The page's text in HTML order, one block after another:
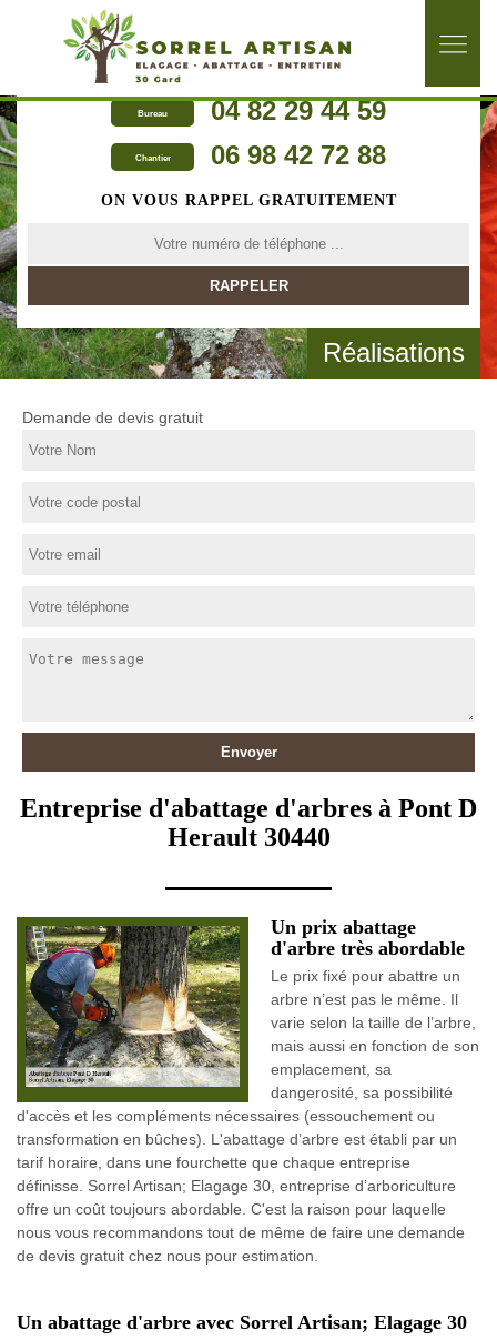
Bureau 04 82 29 44 59
Chantier 06 98 42 72 88
ON VOUS RAPPEL GRATUITEMENT
Réalisations
Demande de devis gratuit
Entreprise d'abattage d'arbres à Pont D
Herault 30440
Un prix abattage
d'arbre très abordable
Le prix fixé pour abattre un
arbre n’est pas le même. Il
varie selon la taille de l’arbre,
mais aussi en fonction de son
emplacement, sa
dangerosité, sa possibilité
d'accès et les compléments nécessaires (essouchement ou
transformation en bûches). L'abattage d’arbre est établi par un
tarif horaire, dans une fourchette que chaque entreprise
définisse. Sorrel Artisan; Elagage 30, entreprise d’arboriculture
offre un coût toujours abordable. C'est la raison pour laquelle
nous vous recommandons tout de même de faire une demande
de devis gratuit chez nous pour estimation.
Un abattage d'arbre avec Sorrel Artisan; Elagage 30